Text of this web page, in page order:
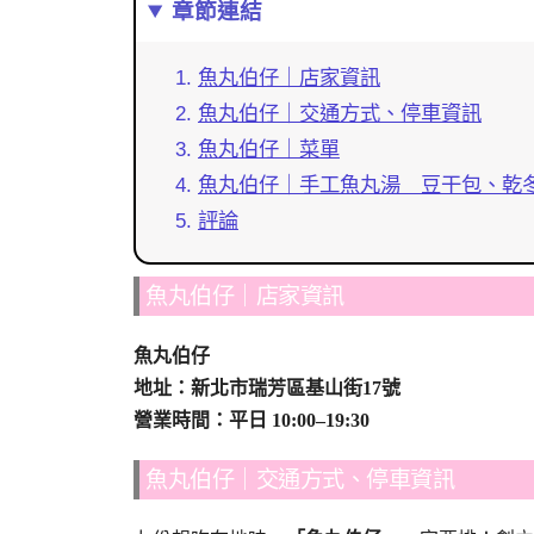
章節連結
魚丸伯仔｜店家資訊
魚丸伯仔｜交通方式、停車資訊
魚丸伯仔｜菜單
魚丸伯仔｜手工魚丸湯 豆干包、乾
評論
魚丸伯仔｜店家資訊
魚丸伯仔
地址：新北市瑞芳區基山街17號
營業時間：平日 10:00–19:30
魚丸伯仔｜交通方式、停車資訊